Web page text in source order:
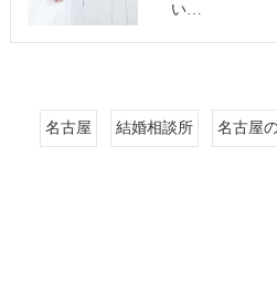
い…
名古屋 結婚相談所 名古屋